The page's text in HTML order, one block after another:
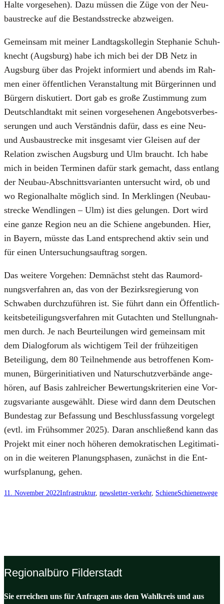
Hal­te vor­ge­se­hen). Dazu müs­sen die Züge von der Neu­
bau­stre­cke auf die Bestands­stre­cke abzwei­gen.
Gemein­sam mit mei­ner Land­tags­kol­le­gin Ste­pha­nie Schuh­
knecht (Augs­burg) habe ich mich bei der DB Netz in
Augs­burg über das Pro­jekt infor­miert und abends im Rah­
men einer öffent­li­chen Ver­an­stal­tung mit Bür­ge­rin­nen und
Bür­gern dis­ku­tiert. Dort gab es gro­ße Zustim­mung zum
Deutsch­land­takt mit sei­nen vor­ge­se­he­nen Ange­bots­ver­bes­
se­run­gen und auch Ver­ständ­nis dafür, dass es eine Neu-
und Aus­bau­stre­cke mit ins­ge­samt vier Glei­sen auf der
Rela­ti­on zwi­schen Augs­burg und Ulm braucht. Ich habe
mich in bei­den Ter­mi­nen dafür stark gemacht, dass ent­lang
der Neu­bau-Abschnitts­va­ri­an­ten unter­sucht wird, ob und
wo Regio­nal­hal­te mög­lich sind. In Mer­k­lin­gen (Neu­bau­
stre­cke Wend­lin­gen – Ulm) ist dies gelun­gen. Dort wird
eine gan­ze Regi­on neu an die Schie­ne ange­bun­den. Hier,
in Bay­ern, müss­te das Land ent­spre­chend aktiv sein und
für einen Unter­su­chungs­auf­trag sor­gen.
Das wei­te­re Vor­ge­hen: Dem­nächst steht das Raum­ord­
nungs­ver­fah­ren an, das von der Bezirks­re­gie­rung von
Schwa­ben durch­zu­füh­ren ist. Sie führt dann ein Öffent­lich­
keits­be­tei­li­gungs­ver­fah­ren mit Gut­ach­ten und Stel­lung­nah­
men durch. Je nach Beur­tei­lun­gen wird gemein­sam mit
dem Dia­log­fo­rum als wich­ti­gem Teil der früh­zei­ti­gen
Betei­li­gung, dem 80 Teil­neh­men­de aus betrof­fe­nen Kom­
mu­nen, Bür­ger­initia­ti­ven und Natur­schutz­ver­bän­de ange­
hö­ren, auf Basis zahl­rei­cher Bewer­tungs­kri­te­ri­en eine Vor­
zugs­va­ri­an­te aus­ge­wählt. Die­se wird dann dem Deut­schen
Bun­des­tag zur Befas­sung und Beschluss­fas­sung vor­ge­legt
(evtl. im Früh­som­mer 2025). Dar­an anschlie­ßend kann das
Pro­jekt mit einer noch höhe­ren demo­kra­ti­schen Legi­ti­ma­ti­
on in die wei­te­ren Pla­nungs­pha­sen, zunächst in die Ent­
wurfs­pla­nung, gehen.
11. November 2022Infrastruktur, newsletter-verkehr, SchieneSchienenwege
Regionalbüro Filderstadt
Sie erreichen uns für Anfragen aus dem Wahlkreis und aus